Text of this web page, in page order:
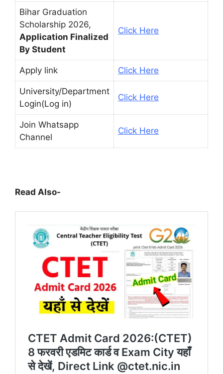
Bihar Graduation
Scholarship 2026,
Application Finalized
By Student
Click Here
Apply link Click Here
University/Department
Login(Log in)
Click Here
Join Whatsapp
Channel
Click Here
Read Also-